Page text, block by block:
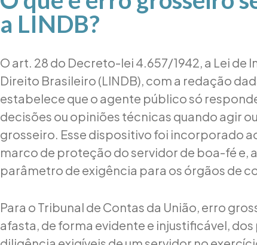
a LINDB?
O art. 28 do Decreto-lei 4.657/1942, a Lei de
Direito Brasileiro (LINDB), com a redação
estabelece que o agente público só
decisões ou opiniões técnicas quando agir
grosseiro. Esse dispositivo foi incorporado
marco de proteção do servidor de boa-fé e,
parâmetro de exigência para os órgãos de
Para o Tribunal de Contas da União, erro
afasta, de forma evidente e injustificável,